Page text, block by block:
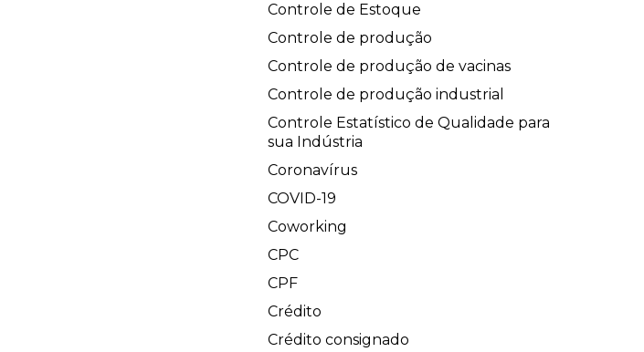
Controle de Estoque
Controle de produção
Controle de produção de vacinas
Controle de produção industrial
Controle Estatístico de Qualidade para
sua Indústria
Coronavírus
COVID-19
Coworking
CPC
CPF
Crédito
Crédito consignado